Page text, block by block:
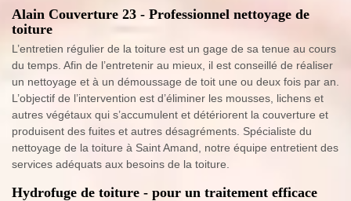
Alain Couverture 23 - Professionnel nettoyage de
toiture
L’entretien régulier de la toiture est un gage de sa tenue au cours
du temps. Afin de l’entretenir au mieux, il est conseillé de réaliser
un nettoyage et à un démoussage de toit une ou deux fois par an.
L’objectif de l’intervention est d’éliminer les mousses, lichens et
autres végétaux qui s’accumulent et détériorent la couverture et
produisent des fuites et autres désagréments. Spécialiste du
nettoyage de la toiture à Saint Amand, notre équipe entretient des
services adéquats aux besoins de la toiture.
Hydrofuge de toiture - pour un traitement efficace